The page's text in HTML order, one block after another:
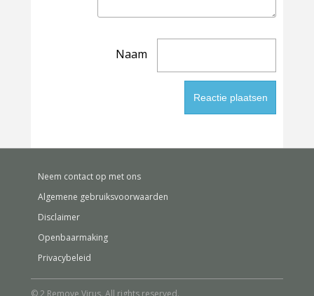
Naam
Neem contact op met ons
Algemene gebruiksvoorwaarden
Disclaimer
Openbaarmaking
Privacybeleid
© 2 Remove Virus. All rights reserved.